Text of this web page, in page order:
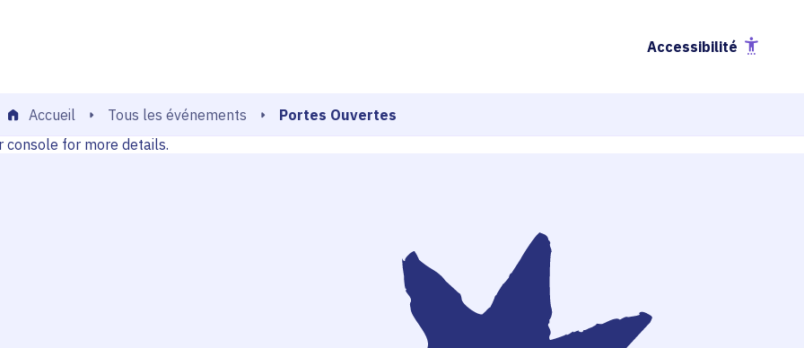
Accessibilité
Accueil Tous les événements Portes Ouvertes
console for more details.